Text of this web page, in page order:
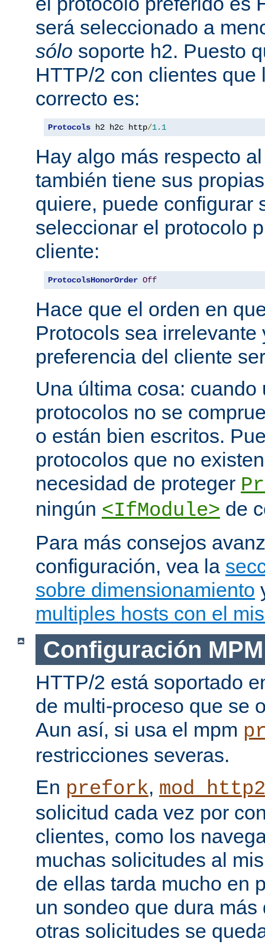
será seleccionado a
sólo soporte h2. Puesto
HTTP/2 con clientes que
correcto es:
Protocols h2 h2c http/1.1
Hay algo más respecto
también tiene sus
quiere, puede configurar
seleccionar el protocolo
cliente:
ProtocolsHonorOrder Off
Hace que el orden en
Protocols sea irrelevante
preferencia del cliente
Una última cosa:
protocolos no se
o están bien escritos.
protocolos que no
necesidad de proteger
ningún <IfModule> de
Para más consejos
configuración, vea la
sobre dimensionamiento
multiples hosts con el
Configuración MPM
HTTP/2 está soportado
de multi-proceso que se
Aun así, si usa el mpm
restricciones severas.
En prefork, mod_http2
solicitud cada vez por
clientes, como los
muchas solicitudes al
de ellas tarda mucho en
un sondeo que dura
otras solicitudes se